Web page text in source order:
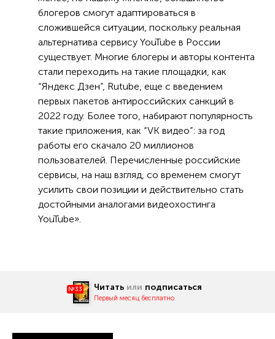
блогеров смогут адаптироваться в
сложившейся ситуации, поскольку реальная
альтернатива сервису YouTube в России
существует. Многие блогеры и авторы контента
стали переходить на такие площадки, как
“Яндекс Дзен”, Rutube, еще с введением
первых пакетов антироссийских санкций в
2022 году. Более того, набирают популярность
такие приложения, как “VK видео”: за год
работы его скачало 20 миллионов
пользователей. Перечисленные российские
сервисы, на наш взгляд, со временем смогут
усилить свои позиции и действительно стать
достойными аналогами видеохостинга
YouTube».
№33 Читать или подписаться
Первый месяц бесплатно